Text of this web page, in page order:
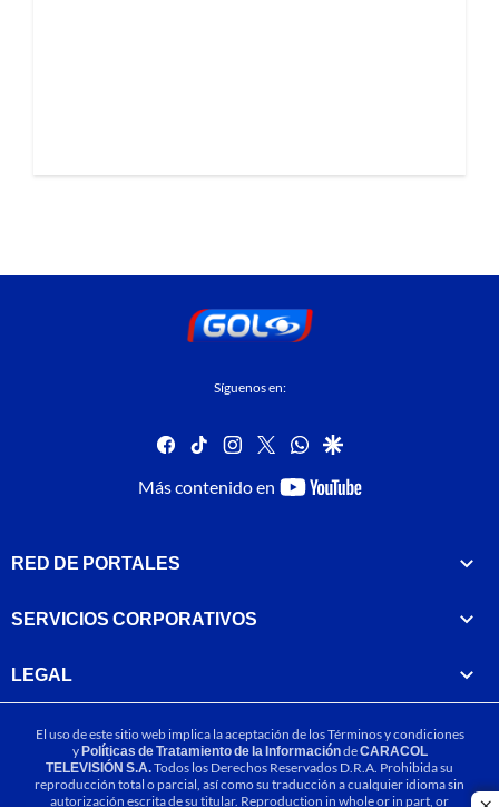
Síguenos en:
facebook
tiktok instagram
twitterwhatsapp
google
Más contenido en
youtube-
RED DE PORTALES
SERVICIOS CORPORATIVOS
LEGAL
El uso de este sitio web implica la aceptación de losTérminos y condiciones
yPolíticas de Tratamiento de la InformacióndeCARACOL
TELEVISIÓN S.A.Todos los Derechos Reservados D.R.A. Prohibida su
reproducción total o parcial, así como su traducción a cualquier idioma sin
autorización escrita de su titular. Reproduction in whole or in part, or